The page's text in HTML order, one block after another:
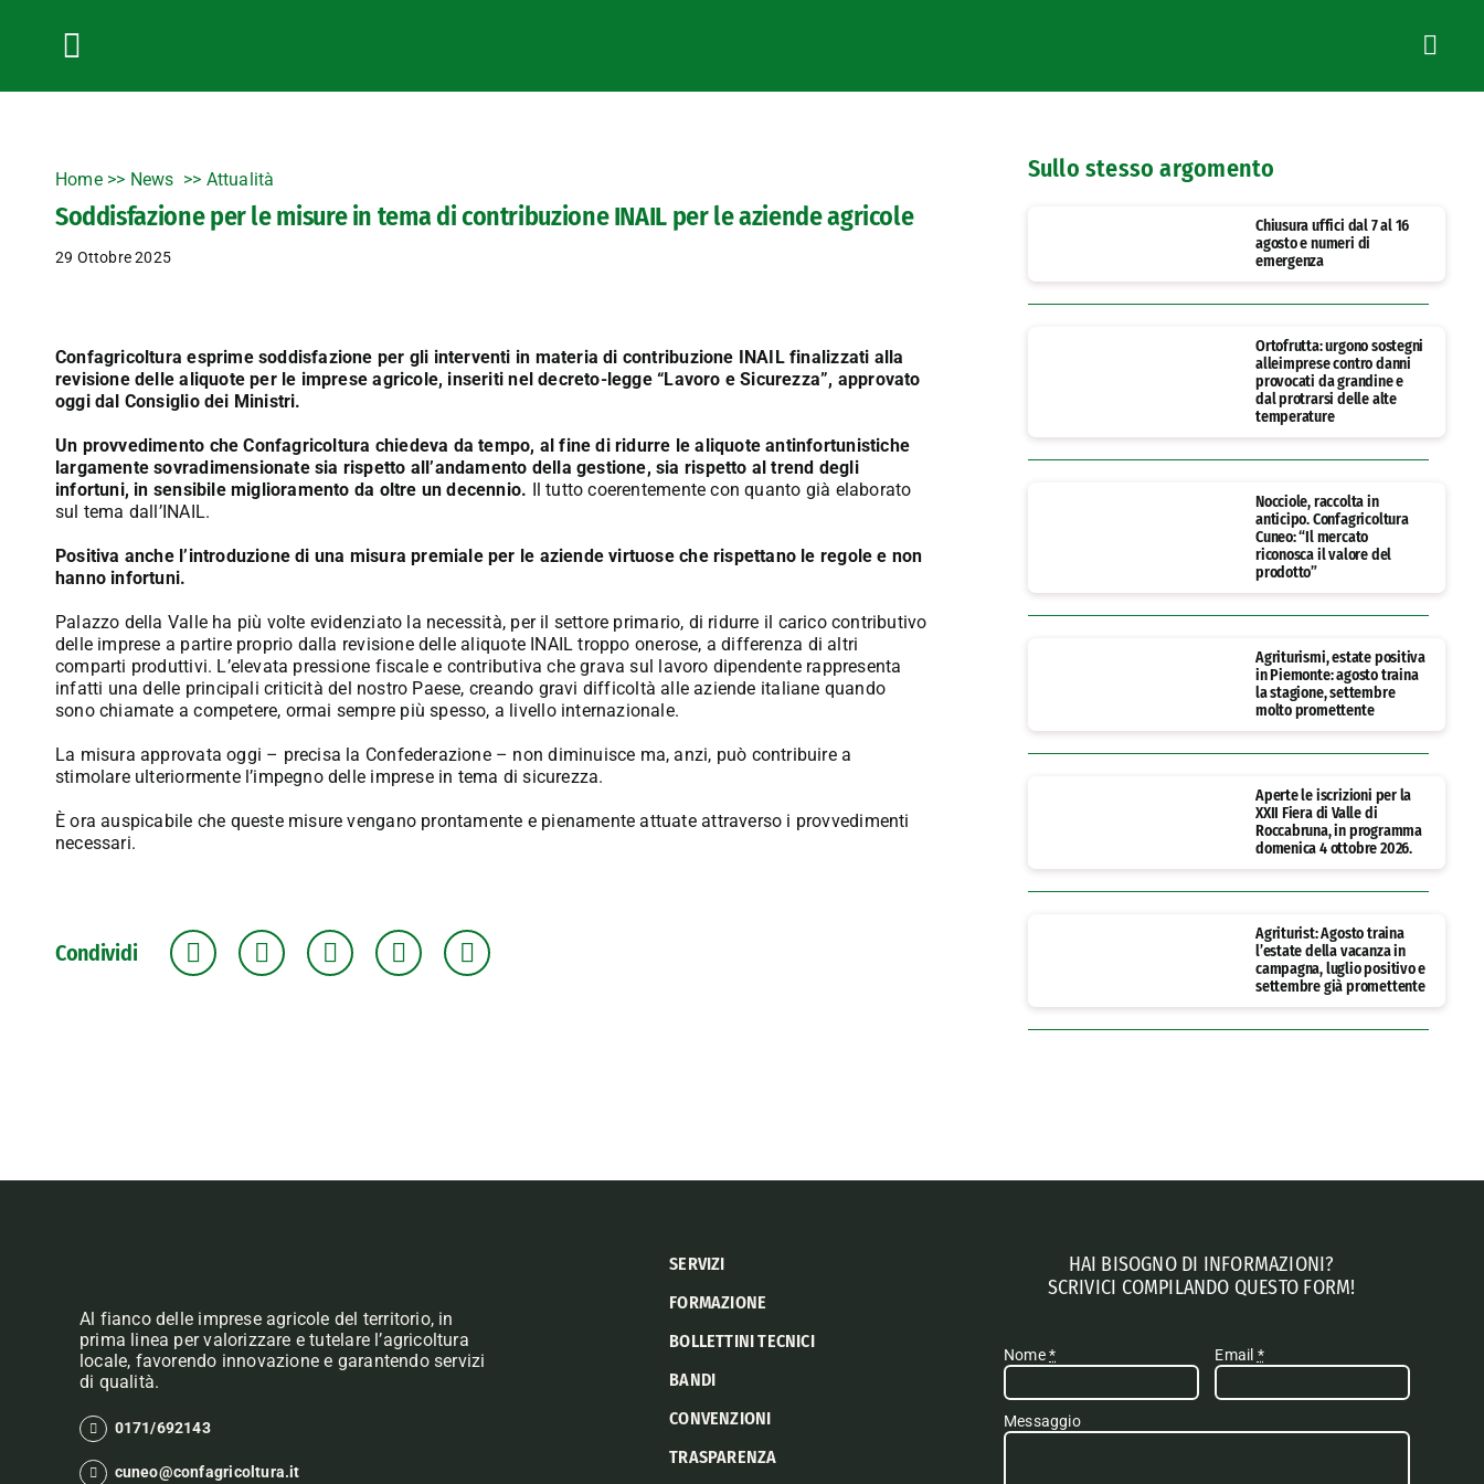
Toggle
Navigation
Home>> News Attualità
Soddisfazione per le misure in tema di contribuzione INAIL per le aziende agricole
29 Ottobre 2025
Confagricoltura esprime soddisfazione per gli interventi in materia di contribuzione INAIL finalizzati alla
revisione delle aliquote per le imprese agricole, inseriti nel decreto-legge “Lavoro e Sicurezza”, approvato
oggi dal Consiglio dei Ministri.
Un provvedimento che Confagricoltura chiedeva da tempo, al fine di ridurre le aliquote antinfortunistiche
largamente sovradimensionate sia rispetto all’andamento della gestione, sia rispetto al trend degli
infortuni, in sensibile miglioramento da oltre un decennio. Il tutto coerentemente con quanto già elaborato
sul tema dall’INAIL.
Positiva anche l’introduzione di una misura premiale per le aziende virtuose che rispettano le regole e non
hanno infortuni.
Palazzo della Valle ha più volte evidenziato la necessità, per il settore primario, di ridurre il carico contributivo
delle imprese a partire proprio dalla revisione delle aliquote INAIL troppo onerose, a differenza di altri
comparti produttivi. L’elevata pressione fiscale e contributiva che grava sul lavoro dipendente rappresenta
infatti una delle principali criticità del nostro Paese, creando gravi difficoltà alle aziende italiane quando
sono chiamate a competere, ormai sempre più spesso, a livello internazionale.
La misura approvata oggi – precisa la Confederazione – non diminuisce ma, anzi, può contribuire a
stimolare ulteriormente l’impegno delle imprese in tema di sicurezza.
È ora auspicabile che queste misure vengano prontamente e pienamente attuate attraverso i provvedimenti
necessari.
Condividi
Sullo stesso argomento
Chiusura uffici dal 7 al 16
agosto e numeri di
emergenza
Ortofrutta: urgono sostegni
alleimprese contro danni
provocati da grandine e
dal protrarsi delle alte
temperature
Nocciole, raccolta in
anticipo. Confagricoltura
Cuneo: “Il mercato
riconosca il valore del
prodotto”
Agriturismi, estate positiva
in Piemonte: agosto traina
la stagione, settembre
molto promettente
Aperte le iscrizioni per la
XXII Fiera di Valle di
Roccabruna, in programma
domenica 4 ottobre 2026.
Agriturist: Agosto traina
l’estate della vacanza in
campagna, luglio positivo e
settembre già promettente
Al fianco delle imprese agricole del territorio, in
prima linea per valorizzare e tutelare l’agricoltura
locale, favorendo innovazione e garantendo servizi
di qualità.
0171/692143
cuneo@confagricoltura.it
SERVIZI
FORMAZIONE
BOLLETTINI TECNICI
BANDI
CONVENZIONI
TRASPARENZA
HAI BISOGNO DI INFORMAZIONI?
SCRIVICI COMPILANDO QUESTO FORM!
Nome* Email *
Messaggio